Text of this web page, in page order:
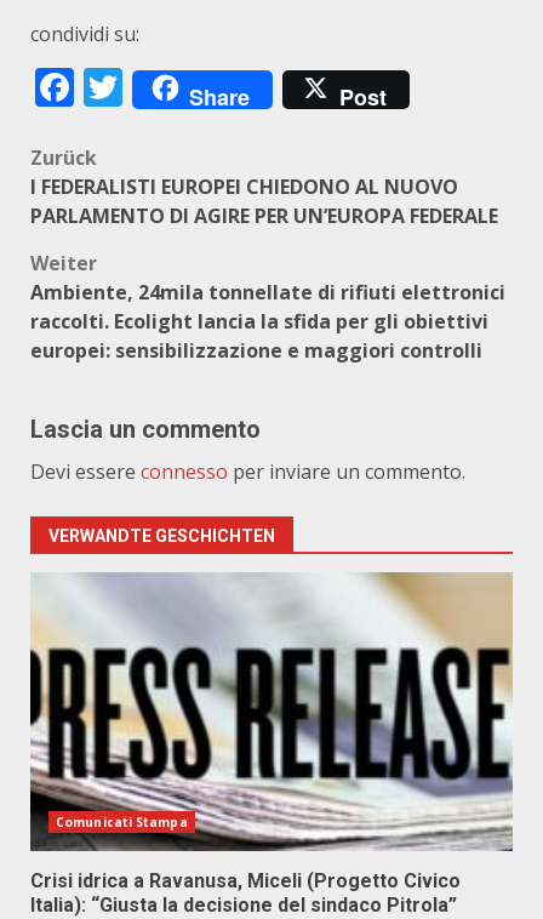
condividi su:
Facebook
Twitter
Share Post
Beitragsnavigation
Zurück
I FEDERALISTI EUROPEI CHIEDONO AL NUOVO
PARLAMENTO DI AGIRE PER UN’EUROPA FEDERALE
Weiter
Ambiente, 24mila tonnellate di rifiuti elettronici
raccolti. Ecolight lancia la sfida per gli obiettivi
europei: sensibilizzazione e maggiori controlli
Lascia un commento
Devi essere connesso per inviare un commento.
VERWANDTE GESCHICHTEN
Comunicati Stampa
Crisi idrica a Ravanusa, Miceli (Progetto Civico
Italia): “Giusta la decisione del sindaco Pitrola”